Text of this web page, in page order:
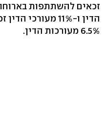
הדין ו-11%
6.5% מעורכות הדין.